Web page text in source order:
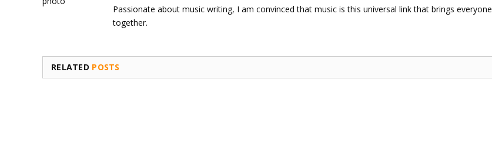
Passionate about music writing, I am convinced that music is this universal link that brings everyone
together.
RELATED POSTS